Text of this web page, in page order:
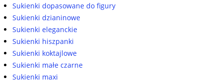
Sukienki dopasowane do figury
Sukienki dzianinowe
Sukienki eleganckie
Sukienki hiszpanki
Sukienki koktajlowe
Sukienki małe czarne
Sukienki maxi